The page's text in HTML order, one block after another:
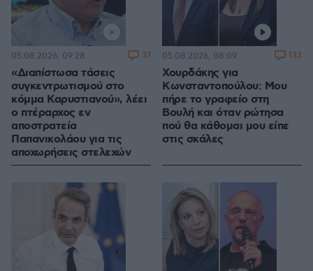
«Διαπίστωσα τάσεις
συγκεντρωτισμού στο
κόμμα Καρυστιανού», λέει
ο πτέραρχος εν
αποστρατεία
Παπανικολάου για τις
αποχωρήσεις στελεχών
05.08.2026, 09:28 37
Χουρδάκης για
Κωνσταντοπούλου: Μου
πήρε το γραφείο στη
Βουλή και όταν ρώτησα
πού θα κάθομαι μου είπε
στις σκάλες
05.08.2026, 08:09 133